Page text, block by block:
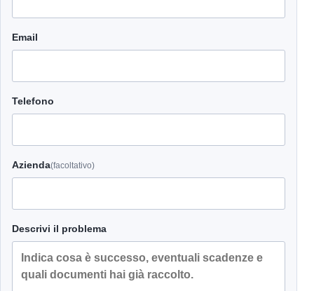
Email
Telefono
Azienda(facoltativo)
Descrivi il problema